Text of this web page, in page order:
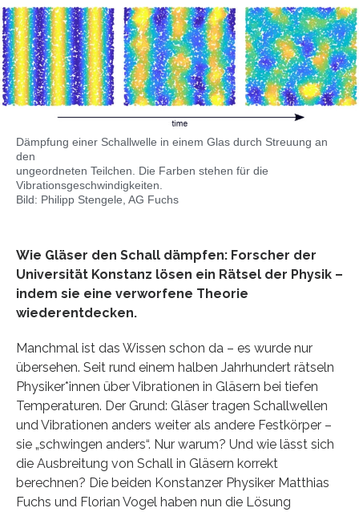
Dämpfung einer Schallwelle in einem Glas durch Streuung an
den
ungeordneten Teilchen. Die Farben stehen für die
Vibrationsgeschwindigkeiten.
Bild: Philipp Stengele, AG Fuchs
Wie Gläser den Schall dämpfen: Forscher der
Universität Konstanz lösen ein Rätsel der Physik –
indem sie eine verworfene Theorie
wiederentdecken.
Manchmal ist das Wissen schon da – es wurde nur
übersehen. Seit rund einem halben Jahrhundert rätseln
Physiker*innen über Vibrationen in Gläsern bei tiefen
Temperaturen. Der Grund: Gläser tragen Schallwellen
und Vibrationen anders weiter als andere Festkörper –
sie „schwingen anders“. Nur warum? Und wie lässt sich
die Ausbreitung von Schall in Gläsern korrekt
berechnen? Die beiden Konstanzer Physiker Matthias
Fuchs und Florian Vogel haben nun die Lösung